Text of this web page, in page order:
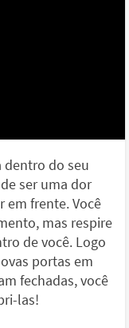
dentro do seu
ser uma dor
em frente. Você
mas respire
de você. Logo
portas em
fechadas, você
las!